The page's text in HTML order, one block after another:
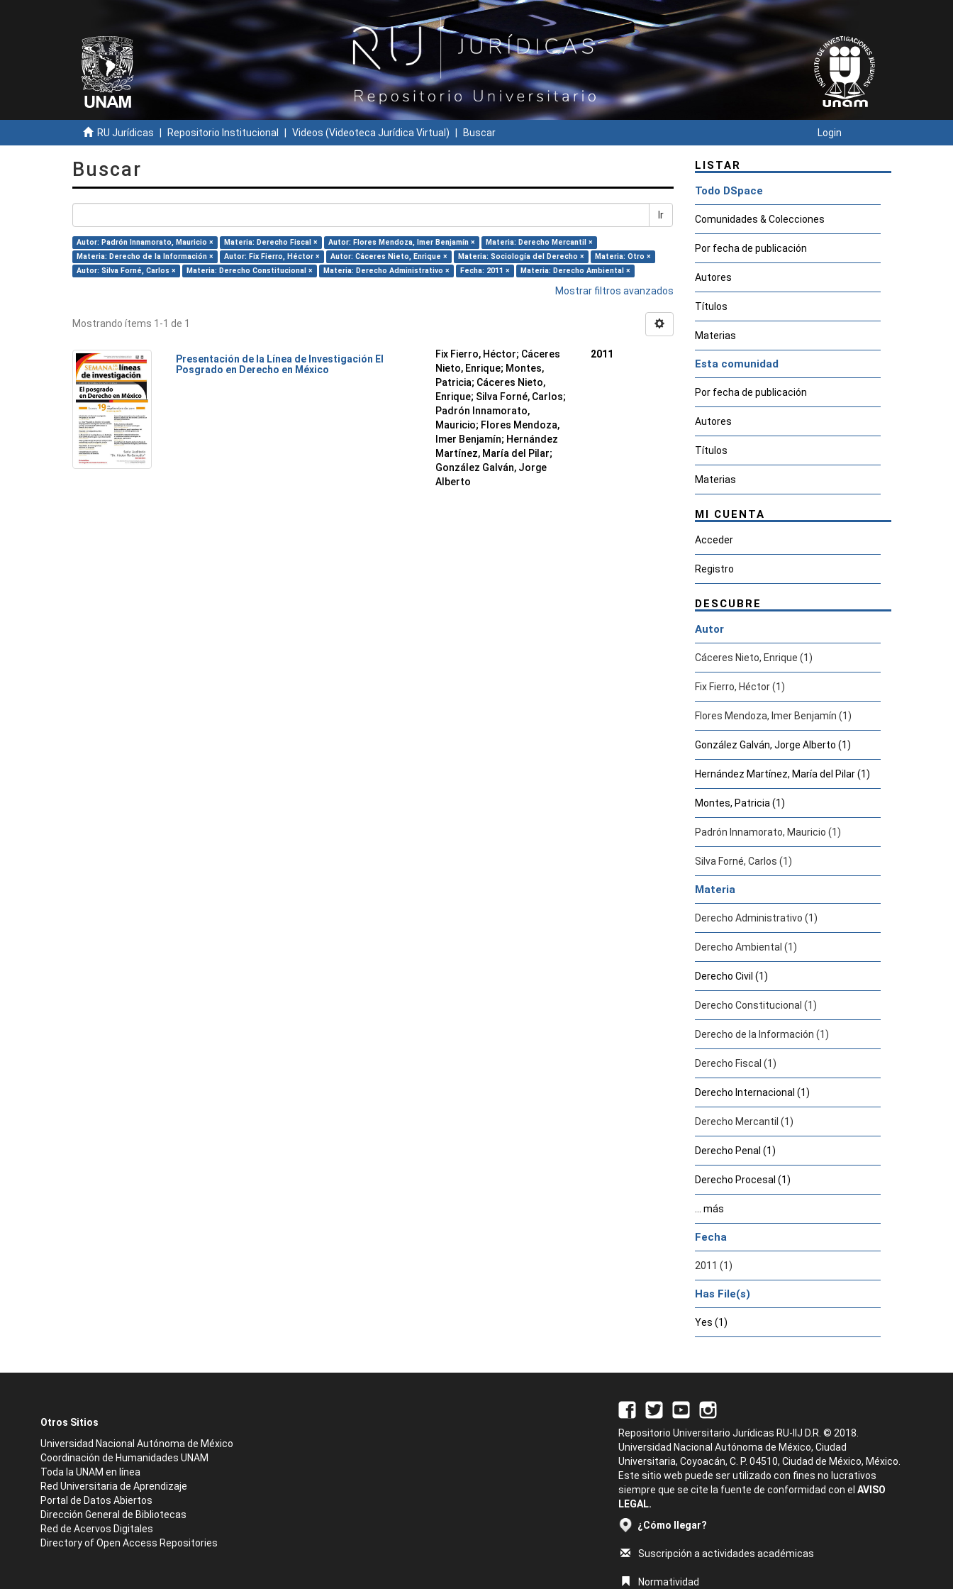
RU Jurídicas Repositorio Institucional Videos (Videoteca Jurídica Virtual) Buscar Login
Buscar
Ir
Autor: Padrón Innamorato, Mauricio × Materia: Derecho Fiscal × Autor: Flores Mendoza, Imer Benjamín ×
Materia: Derecho Mercantil ×
Materia: Derecho de la Información ×
Autor: Fix Fierro, Héctor × Autor: Cáceres Nieto, Enrique × Materia: Sociología del Derecho ×
Materia: Otro ×
Autor: Silva Forné, Carlos ×
Materia: Derecho Constitucional × Materia: Derecho Administrativo × Fecha: 2011 × Materia: Derecho Ambiental ×
Mostrar filtros avanzados
Mostrando ítems 1-1 de 1
Presentación de la Línea de Investigación El
Posgrado en Derecho en México
Fix Fierro, Héctor; Cáceres
Nieto, Enrique; Montes,
Patricia; Cáceres Nieto,
Enrique; Silva Forné, Carlos;
Padrón Innamorato,
Mauricio; Flores Mendoza,
Imer Benjamín; Hernández
Martínez, María del Pilar;
González Galván, Jorge
Alberto
2011
LISTAR
Todo DSpace
Comunidades & Colecciones
Por fecha de publicación
Autores
Títulos
Materias
Esta comunidad
Por fecha de publicación
Autores
Títulos
Materias
MI CUENTA
Acceder
Registro
DESCUBRE
Autor
Cáceres Nieto, Enrique (1)
Fix Fierro, Héctor (1)
Flores Mendoza, Imer Benjamín (1)
González Galván, Jorge Alberto (1)
Hernández Martínez, María del Pilar (1)
Montes, Patricia (1)
Padrón Innamorato, Mauricio (1)
Silva Forné, Carlos (1)
Materia
Derecho Administrativo (1)
Derecho Ambiental (1)
Derecho Civil (1)
Derecho Constitucional (1)
Derecho de la Información (1)
Derecho Fiscal (1)
Derecho Internacional (1)
Derecho Mercantil (1)
Derecho Penal (1)
Derecho Procesal (1)
... más
Fecha
2011 (1)
Has File(s)
Yes (1)
Otros Sitios
Universidad Nacional Autónoma de México
Coordinación de Humanidades UNAM
Toda la UNAM en línea
Red Universitaria de Aprendizaje
Portal de Datos Abiertos
Dirección General de Bibliotecas
Red de Acervos Digitales
Directory of Open Access Repositories
Repositorio Universitario Jurídicas RU-IIJ D.R. © 2018.
Universidad Nacional Autónoma de México, Ciudad
Universitaria, Coyoacán, C. P. 04510, Ciudad de México, México.
Este sitio web puede ser utilizado con fines no lucrativos
siempre que se cite la fuente de conformidad con el AVISO
LEGAL.
¿Cómo llegar?
Suscripción a actividades académicas
Normatividad